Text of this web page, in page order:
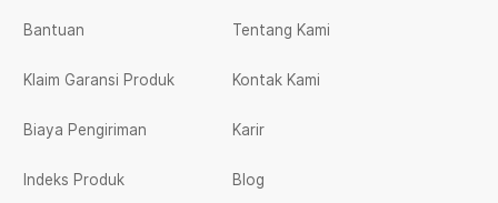
Bantuan
Klaim Garansi Produk
Biaya Pengiriman
Indeks Produk
Tentang Kami
Kontak Kami
Karir
Blog